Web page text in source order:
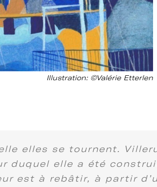
Illustration: ©Valérie Etterlen
elles se tournent.
duquel elle a été
est à rebâtir, à partir